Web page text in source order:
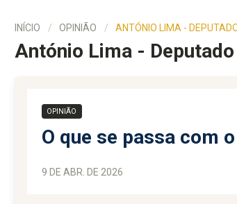
INÍCIO OPINIÃO ANTÓNIO LIMA -
António Lima -
OPINIÃO
O que se passa com o
9 DE ABR. DE 2026